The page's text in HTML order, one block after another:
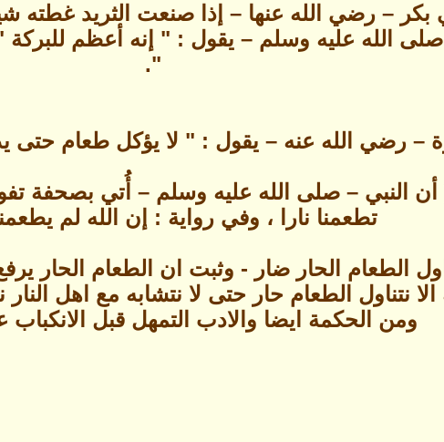
بكر – رضي الله عنها – إذا صنعت الثريد غطته
الله عليه وسلم – يقول : " إنه أعظم للبركة
".
– رضي الله عنه – يقول : " لا يؤكل طعام حتى
النبي – صلى الله عليه وسلم – أُتي بصحفة تفور
تطعمنا نارا ، وفي رواية : إن الله لم
الطعام الحار ضار - وثبت ان الطعام الحار
نتناول الطعام حار حتى لا نتشابه مع اهل
ومن الحكمة ايضا والادب التمهل قبل